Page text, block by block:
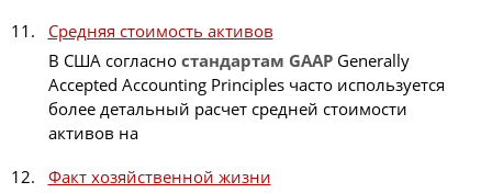
Средняя стоимость активов
В США согласно стандартам GAAPGenerally
Accepted Accounting Principles часто используется
более детальный расчет средней стоимости
активов на
Факт хозяйственной жизни